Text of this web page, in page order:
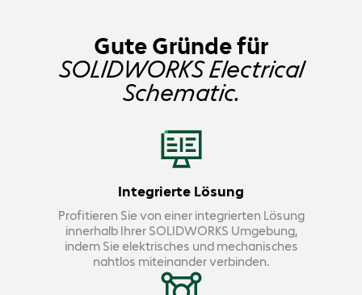
Gute Gründe für
SOLIDWORKS Electrical
Schematic.
Integrierte Lösung
Profitieren Sie von einer integrierten Lösung
innerhalb Ihrer SOLIDWORKS Umgebung,
indem Sie elektrisches und mechanisches
nahtlos miteinander verbinden.